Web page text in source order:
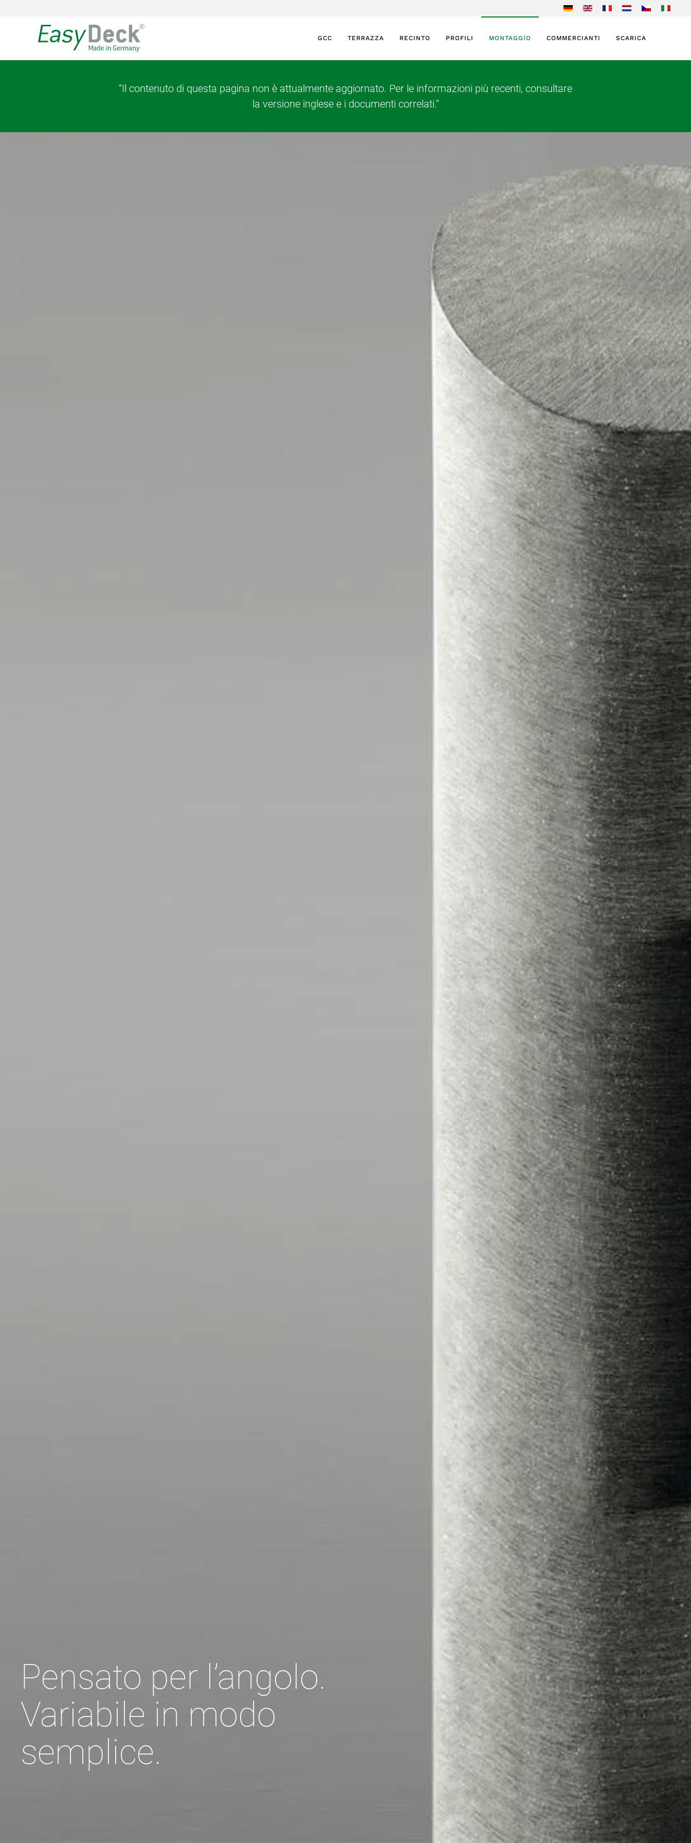
GCC TERRAZZA RECINTO PROFILI MONTAGGIO COMMERCIANTI SCARICA
“Il contenuto di questa pagina non è attualmente aggiornato. Per le informazioni più recenti, consultare
la versione inglese e i documenti correlati.”
Pensato per l’angolo.
Variabile in modo
semplice.